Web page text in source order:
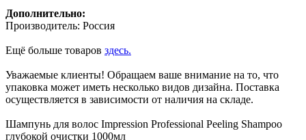
Дополнительно:
Производитель: Россия
Ещё больше товаров здесь.
Уважаемые клиенты! Обращаем ваше внимание на то, что
упаковка может иметь несколько видов дизайна. Поставка
осуществляется в зависимости от наличия на складе.
Шампунь для волос Impression Professional Peeling Shampoo
глубокой очистки 1000мл